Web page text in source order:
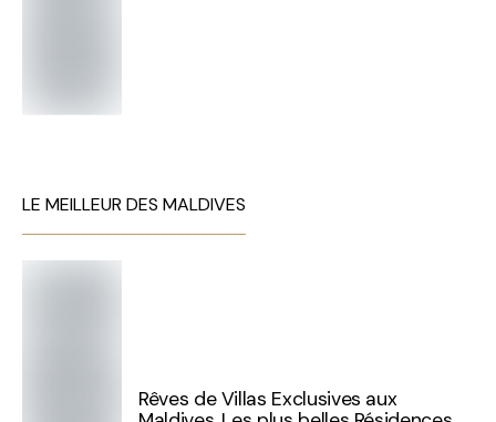
LE MEILLEUR DES MALDIVES
Rêves de Villas Exclusives aux